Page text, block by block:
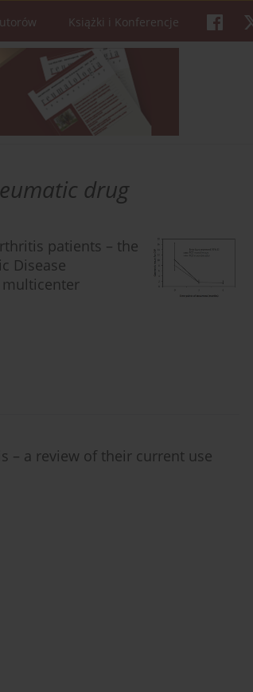
Książki i Konferencje
drug
patients – the
Disease
– a review of their current use